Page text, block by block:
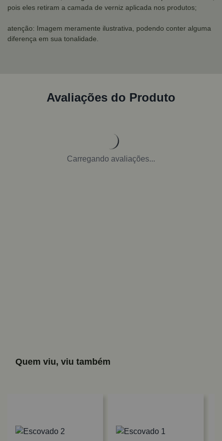
pois eles retiram a camada de verniz aplicada nos produtos;
atenção: Imagem meramente ilustrativa, podendo conter alguma
diferença em sua tonalidade.
Avaliações do Produto
Carregando avaliações...
Quem viu, viu também